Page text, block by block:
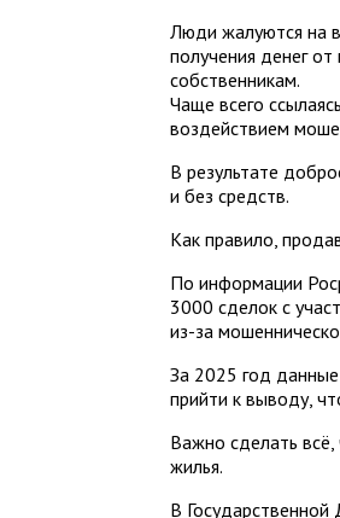
Люди жалуются на
получения денег
собственникам.
Чаще всего
воздействием
В результате
и без средств.
Как правило,
По информации
3000 сделок с
из-за
За 2025 год
прийти к выводу,
Важно сделать
жилья.
В